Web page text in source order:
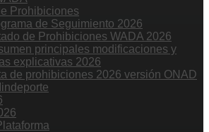
Prohibiciones
de Seguimiento 2026
de Prohibiciones WADA 2026
principales modificaciones y
explicativas 2026
de prohibiciones 2026 versión ONAD